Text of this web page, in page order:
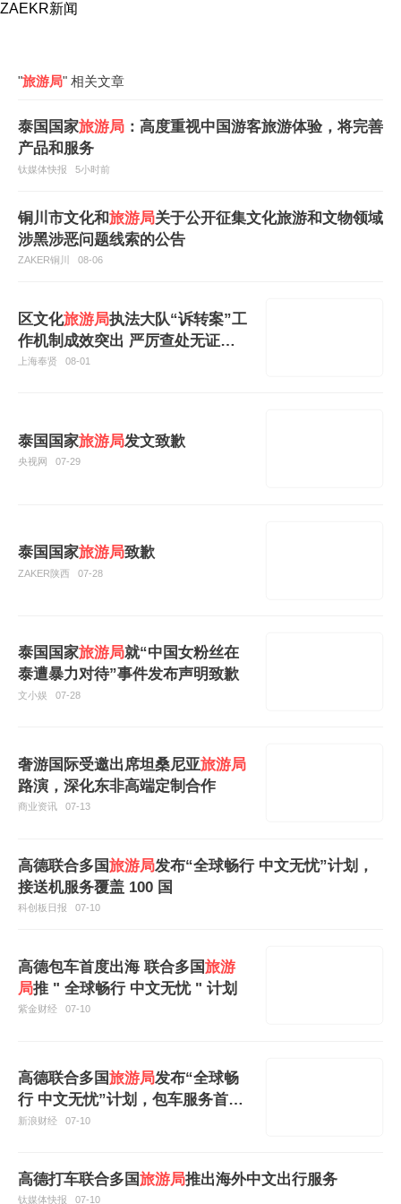
ZAEKR新闻
"旅游局" 相关文章
泰国国家旅游局 ：高度重视中国游客旅游体验，将完善
产品和服务
钛媒体快报 5小时前
铜川市文化和旅游局关于公开征集文化旅游和文物领域
涉黑涉恶问题线索的公告
ZAKER铜川 08-06
区文化旅游局执法大队“诉转案”工
作机制成效突出 严厉查处无证经
营旅游业务行为
上海奉贤 08-01
泰国国家旅游局发文致歉
央视网 07-29
泰国国家旅游局致歉
ZAKER陕西 07-28
泰国国家旅游局就“中国女粉丝在
泰遭暴力对待”事件发布声明致歉
文小娱 07-28
奢游国际受邀出席坦桑尼亚旅游局
路演，深化东非高端定制合作
商业资讯 07-13
高德联合多国旅游局发布“全球畅行 中文无忧”计划，
接送机服务覆盖 100 国
科创板日报 07-10
高德包车首度出海 联合多国旅游
局推 " 全球畅行 中文无忧 " 计划
紫金财经 07-10
高德联合多国旅游局发布“全球畅
行 中文无忧”计划，包车服务首度
出海
新浪财经 07-10
高德打车联合多国旅游局推出海外中文出行服务
钛媒体快报 07-10